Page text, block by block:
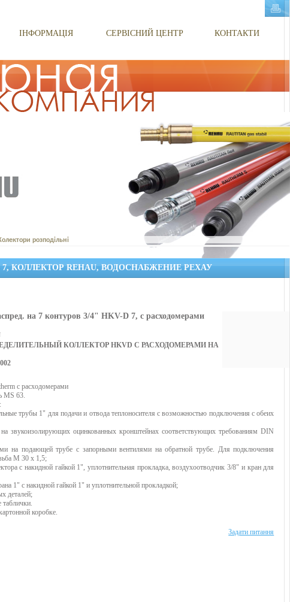
ІНФОРМАЦІЯ СЕРВІСНИЙ ЦЕНТР КОНТАКТИ
розподільні
КОЛЛЕКТОР REHAU, ВОДОСНАБЖЕНИЕ РЕХАУ
на 7 контуров 3/4" HKV-D 7, с расходомерами
КОЛЛЕКТОР HKVD С РАСХОДОМЕРАМИ НА
с расходомерами
MS 63.
трубы 1" для подачи и отвода теплоносителя с возможностью подключения с обеих
звукоизолирующих оцинкованных кронштейнах соответствующих требованиям DIN
на подающей трубе с запорными вентилями на обратной трубе. Для подключения
М 30 х 1,5;
с накидной гайкой 1", уплотнительная прокладка, воздухоотводчик 3/8" и кран для
1" с накидной гайкой 1" и уплотнительной прокладкой;
деталей;
коробке.
Задати питання